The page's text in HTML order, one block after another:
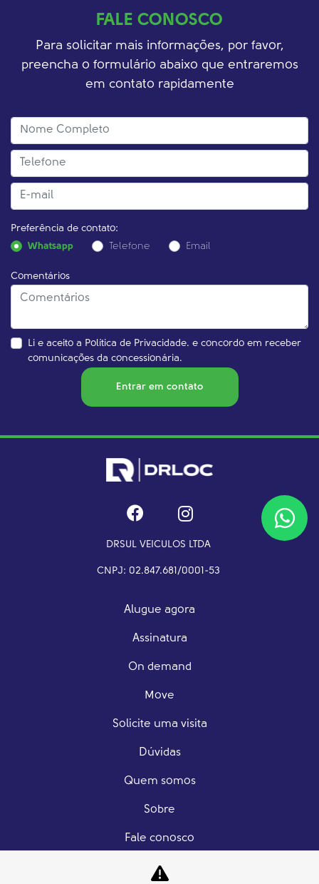
FALE CONOSCO
Para solicitar mais informações, por favor,
preencha o formulário abaixo que entraremos
em contato rapidamente
Preferência de contato:
Whatsapp
Telefone Email
Comentários
Li e aceito a Política de Privacidade. e concordo em receber
comunicações da concessionária.
Entrar em contato
DRSUL VEICULOS LTDA
CNPJ: 02.847.681/0001-53
Alugue agora
Assinatura
On demand
Move
Solicite uma visita
Dúvidas
Quem somos
Sobre
Fale conosco
Trabalhe conosco